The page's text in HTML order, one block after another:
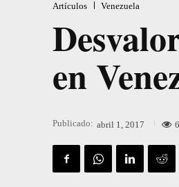
Artículos Venezuela
en
Publicado: abril 1, 2017